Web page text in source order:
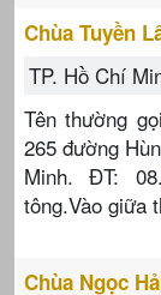
Chùa Tuyền
TP. Hồ Chí
Tên thường
265 đường
Minh. ĐT:
tông.Vào giữa
Chùa Ngọc